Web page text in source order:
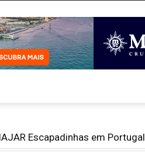
Escapadinhas em Portugal